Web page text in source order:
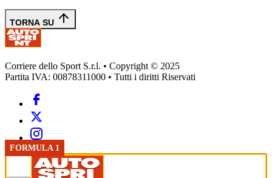
FORMULA 1
TORNA SU
Corriere dello Sport S.r.l. • Copyright © 2025
Partita IVA: 00878311000 • Tutti i diritti Riservati